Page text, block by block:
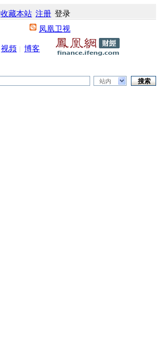
收藏本站 注册 登录
凤凰卫视
视频
博客
站内